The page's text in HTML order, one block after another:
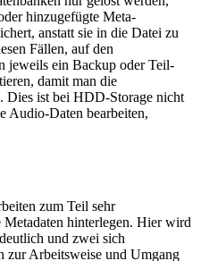
hinzugefügte Meta-
anstatt sie in die Datei zu
Fällen, auf den
jeweils ein Backup oder Teil-
damit man die
Dies ist bei HDD-Storage nicht
Audio-Daten bearbeiten,
zum Teil sehr
hinterlegen. Hier wird
und zwei sich
zur Arbeitsweise und Umgang